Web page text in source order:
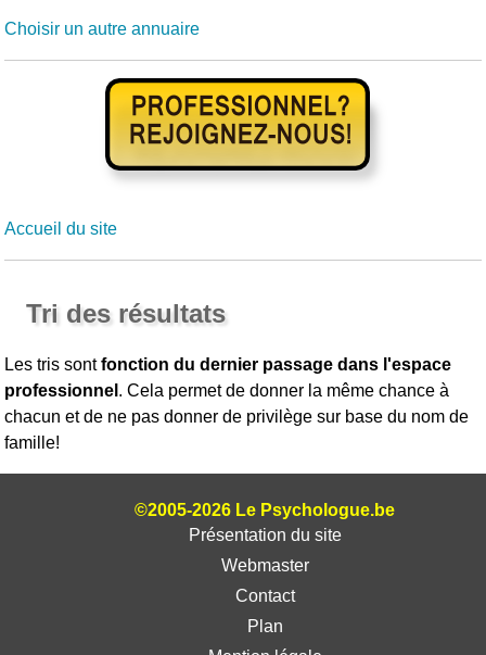
Choisir un autre annuaire
Accueil du site
Tri des résultats
Les tris sontfonction du dernier passage dans l'espace
professionnel . Cela permet de donner la même chance à
chacun et de ne pas donner de privilège sur base du nom de
famille!
©2005-2026 Le Psychologue.be
Présentation du site
Webmaster
Contact
Plan